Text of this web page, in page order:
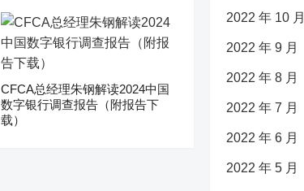
CFCA总经理朱钢解读2024中国
数字银行调查报告（附报告下
载）
2022 年 10 月
2022 年 9 月
2022 年 8 月
2022 年 7 月
2022 年 6 月
2022 年 5 月